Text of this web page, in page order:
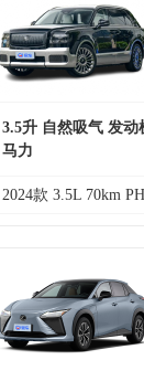
3.5升 自然吸气 发动
马力
2024款 3.5L 70km